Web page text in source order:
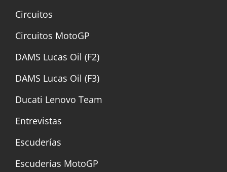
Circuitos
Circuitos MotoGP
DAMS Lucas Oil (F2)
DAMS Lucas Oil (F3)
Ducati Lenovo Team
Entrevistas
Escuderías
Escuderías MotoGP